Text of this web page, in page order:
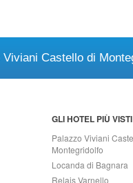
Viviani Castello di
GLI HOTEL PIÙ VISTI
Palazzo Viviani
Montegridolfo
Locanda di Bagnara
Relais Varnello